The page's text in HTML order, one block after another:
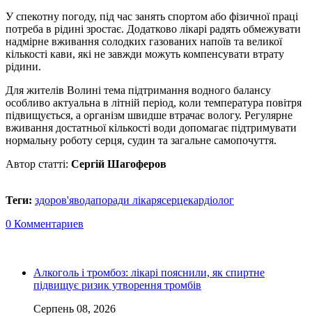
У спекотну погоду, під час занять спортом або фізичної праці
потреба в рідині зростає. Додатково лікарі радять обмежувати
надмірне вживання солодких газованих напоїв та великої
кількості кави, які не завжди можуть компенсувати втрату
рідини.
Для жителів Волині тема підтримання водного балансу
особливо актуальна в літній період, коли температура повітря
підвищується, а організм швидше втрачає вологу. Регулярне
вживання достатньої кількості води допомагає підтримувати
нормальну роботу серця, судин та загальне самопочуття.
Автор статті: Сергій Шагоферов
Теги: здоров'яводапоради лікарясерцекардіолог
0 Комментариев
Алкоголь і тромбоз: лікарі пояснили, як спиртне
підвищує ризик утворення тромбів
Серпень 08, 2026